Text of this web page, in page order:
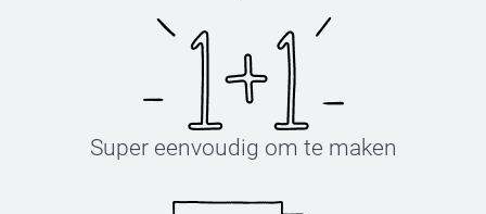
Super eenvoudig om te maken